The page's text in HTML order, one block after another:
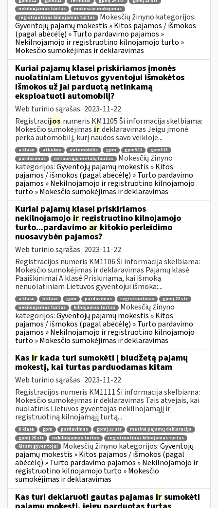
nekilnojamas turtas
mokesčio mokėjimas
registruotinas kilnojamas turtas
Mokesčių žinyno kategorijos:
Gyventojų pajamų mokestis » Kitos pajamos / išmokos
(pagal abėcėlę) » Turto pardavimo pajamos »
Nekilnojamojo ir registruotino kilnojamojo turto »
Mokesčio sumokėjimas ir deklaravimas
Kuriai pajamų klasei priskiriamos įmonės
nuolatiniam Lietuvos gyventojui išmokėtos
išmokos už jai parduotą netinkamą
eksploatuoti automobilį?
Web turinio sąrašas 2023-11-22
Registracijos numeris KM1105 Ši informacija skelbiama:
Mokesčio sumokėjimas irdeklaravimas Jeigu įmonė
perka automobilį, kurį naudos savo veikloje...
a klasė atliekos automobilis gpm gpm312
gpm313
pardavimas
netauriųjų metalų laužas
Mokesčių žinyno
kategorijos:Gyventojų pajamų mokestis » Kitos
pajamos / išmokos (pagal abėcėlę) » Turto pardavimo
pajamos » Nekilnojamojo ir registruotino kilnojamojo
turto » Mokesčio sumokėjimas ir deklaravimas
Kuriai pajamų klasei priskiriamos
nekilnojamojo ir registruotino kilnojamojo
turto...pardavimo ar kitokio perleidimo
nuosavybėn pajamos?
Web turinio sąrašas 2023-11-22
Registracijos numeris KM1106 Ši informacija skelbiama:
Mokesčio sumokėjimas ir deklaravimas Pajamų klasė
Paaiškinimai A klasė Priskiriama, kai išmoką
nenuolatiniam Lietuvos gyventojui išmoka:...
a klasė b klasė gpm pardavimas registruotinas
gpmį 22 str
nekilnojamas turtas
kilnojamas turtas
Mokesčių žinyno
kategorijos:Gyventojų pajamų mokestis » Kitos
pajamos / išmokos (pagal abėcėlę) » Turto pardavimo
pajamos » Nekilnojamojo ir registruotino kilnojamojo
turto » Mokesčio sumokėjimas ir deklaravimas
Kas ir kada turi sumokėti į biudžetą pajamų
mokestį, kai turtas parduodamas kitam
Web turinio sąrašas 2023-11-22
Registracijos numeris KM1111 Ši informacija skelbiama:
Mokesčio sumokėjimas ir deklaravimas Tais atvejais, kai
nuolatinis Lietuvos gyventojas nekilnojamąjį ir
registruotiną kilnojamąjį turtą...
b klasė gpm pardavimas gpmį 27 str
metinė pajamų deklaracija
gpmį 25 str
nekilnojamas turtas
registruotinas kilnojamas turtas
kitam gyventojui
Mokesčių žinyno kategorijos:Gyventojų
pajamų mokestis » Kitos pajamos / išmokos (pagal
abėcėlę) » Turto pardavimo pajamos » Nekilnojamojo ir
registruotino kilnojamojo turto » Mokesčio
sumokėjimas ir deklaravimas
Kas turi deklaruoti gautas pajamas ir sumokėti